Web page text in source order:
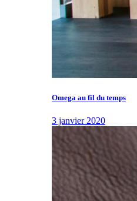
Omega au fil du temps
3 janvier 2020